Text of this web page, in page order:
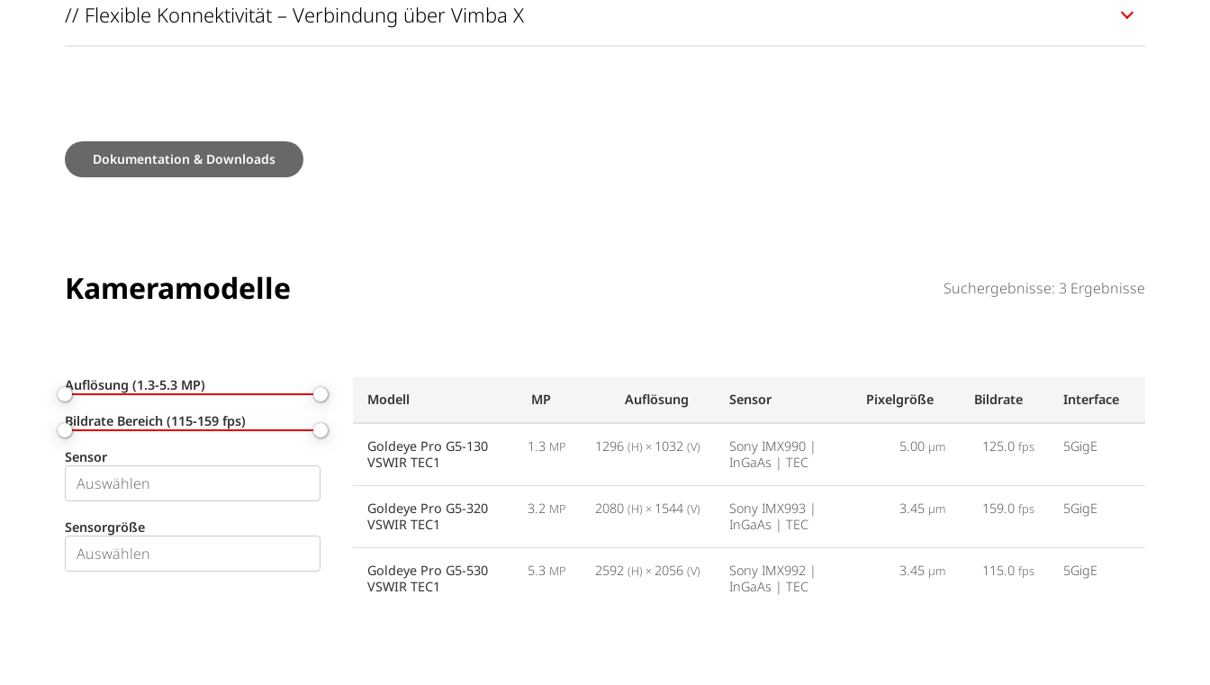
// Flexible Konnektivität – Verbindung über Vimba X
Dokumentation & Downloads
Kameramodelle Suchergebnisse: 3 Ergebnisse
Auflösung (1.3-5.3 MP)
Bildrate Bereich (115-159 fps)
Sensor
Sensorgröße
Modell MP Auflösung Sensor Pixelgröße Bildrate Interface
Goldeye Pro G5-130
VSWIR TEC1
1.3 MP 1296 (H) × 1032 (V)
Sony IMX990 |
InGaAs | TEC
5.00 µm 125.0 fps 5GigE
Goldeye Pro G5-320
VSWIR TEC1
3.2 MP 2080 (H) × 1544 (V)
Sony IMX993 |
InGaAs | TEC
3.45 µm 159.0 fps 5GigE
Goldeye Pro G5-530
VSWIR TEC1
5.3 MP 2592 (H) × 2056 (V)
Sony IMX992 |
InGaAs | TEC
3.45 µm 115.0 fps 5GigE